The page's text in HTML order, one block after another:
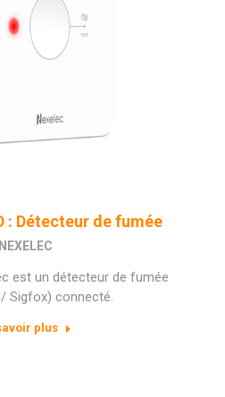
: Détecteur de fumée
NEXELEC
est un détecteur de fumée
Sigfox) connecté.
plus